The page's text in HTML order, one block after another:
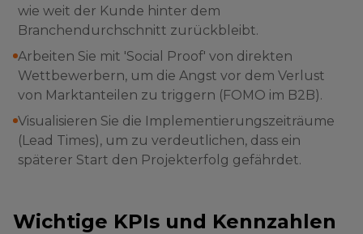
wie weit der Kunde hinter dem
Branchendurchschnitt zurückbleibt.
Arbeiten Sie mit 'Social Proof' von direkten
Wettbewerbern, um die Angst vor dem Verlust
von Marktanteilen zu triggern (FOMO im B2B).
Visualisieren Sie die Implementierungszeiträume
(Lead Times), um zu verdeutlichen, dass ein
späterer Start den Projekterfolg gefährdet.
Wichtige KPIs und Kennzahlen